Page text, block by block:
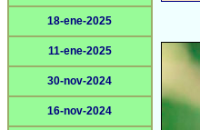
18-ene-2025
11-ene-2025
30-nov-2024
16-nov-2024